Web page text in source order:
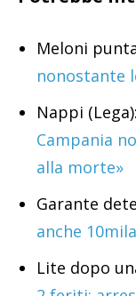
Meloni
nonostante
Nappi (Lega):
Campania
alla morte»
Garante
anche
Lite dopo